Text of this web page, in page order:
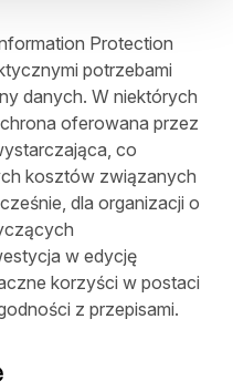
Protection
potrzebami
danych. W niektórych
oferowana przez
co
kosztów związanych
dla organizacji o
w edycję
korzyści w postaci
z przepisami.